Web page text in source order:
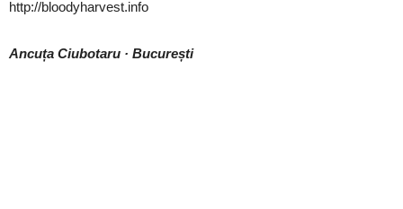
http://bloodyharvest.info
Ancuța Ciubotaru · București